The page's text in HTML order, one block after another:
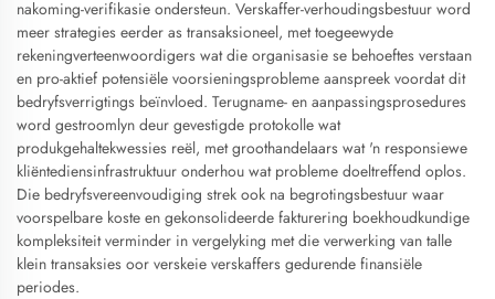
nakoming-verifikasie ondersteun. Verskaffer-verhoudingsbestuur word
meer strategies eerder as transaksioneel, met toegeewyde
rekeningverteenwoordigers wat die organisasie se behoeftes verstaan
en pro-aktief potensiële voorsieningsprobleme aanspreek voordat dit
bedryfsverrigtings beïnvloed. Terugname- en aanpassingsprosedures
word gestroomlyn deur gevestigde protokolle wat
produkgehaltekwessies reël, met groothandelaars wat 'n responsiewe
kliëntediensinfrastruktuur onderhou wat probleme doeltreffend oplos.
Die bedryfsvereenvoudiging strek ook na begrotingsbestuur waar
voorspelbare koste en gekonsolideerde fakturering boekhoudkundige
kompleksiteit verminder in vergelyking met die verwerking van talle
klein transaksies oor verskeie verskaffers gedurende finansiële
periodes.